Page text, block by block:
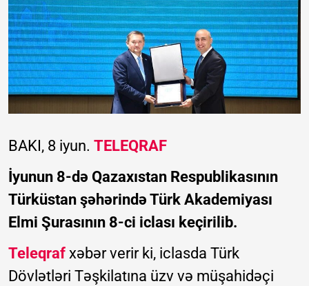
BAKI, 8 iyun. TELEQRAF
İyunun 8-də Qazaxıstan Respublikasının
Türküstan şəhərində Türk Akademiyası
Elmi Şurasının 8-ci iclası keçirilib.
Teleqraf xəbər verir ki, iclasda Türk
Dövlətləri Təşkilatına üzv və müşahidəçi